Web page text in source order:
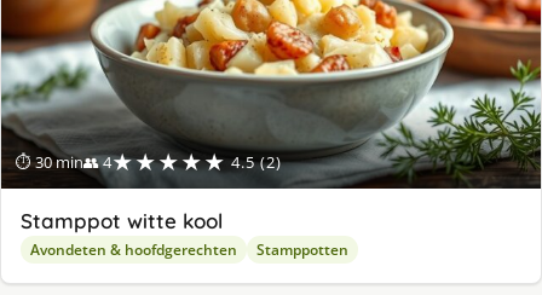
⏱ 30 min👥 4★★★★★ 4.5 (2)
Stamppot witte kool
Avondeten & hoofdgerechten Stamppotten